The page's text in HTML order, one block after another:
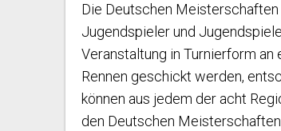
Die Deutschen
Jugendspieler und
Veranstaltung in Turnierform
Rennen geschickt werden,
können aus jedem der acht
den Deutschen